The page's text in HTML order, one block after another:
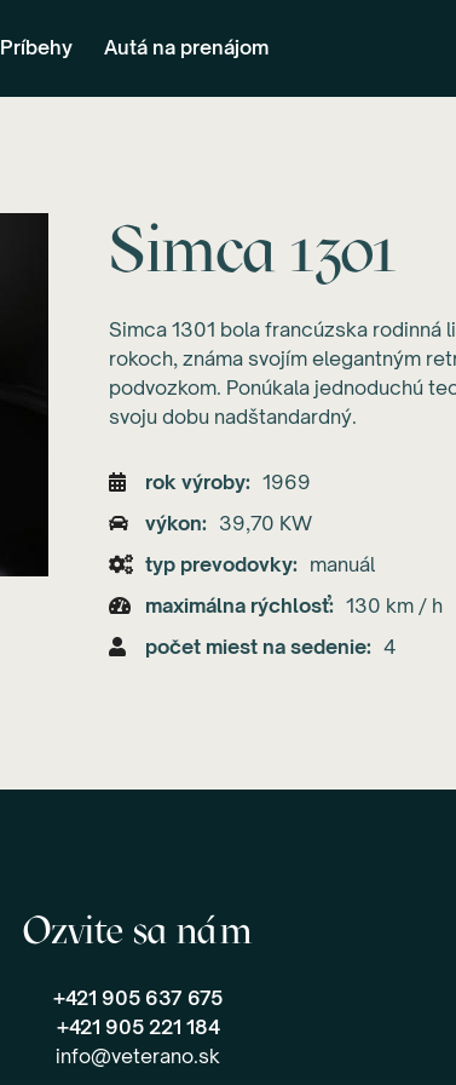
Príbehy Autá na prenájom
Simca 1301
Simca 1301 bola francúzska rodinná
rokoch, známa svojím elegantným
podvozkom. Ponúkala jednoduchú
svoju dobu nadštandardný.
rok výroby
1969
výkon
39,70 KW
typ prevodovky
manuál
maximálna rýchlosť
130 km / h
počet miest na sedenie
4
Ozvite sa nám
+421 905 637 675
+421 905 221 184
info@veterano.sk